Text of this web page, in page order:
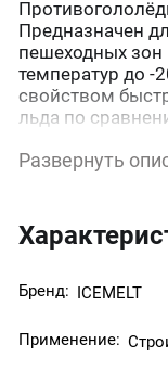
Предназначен
пешеходных зон
температур до
свойством
льда по
скользкостью
асфальте и
применении не
Развернуть
Бренд: ICEMELT
Применение: